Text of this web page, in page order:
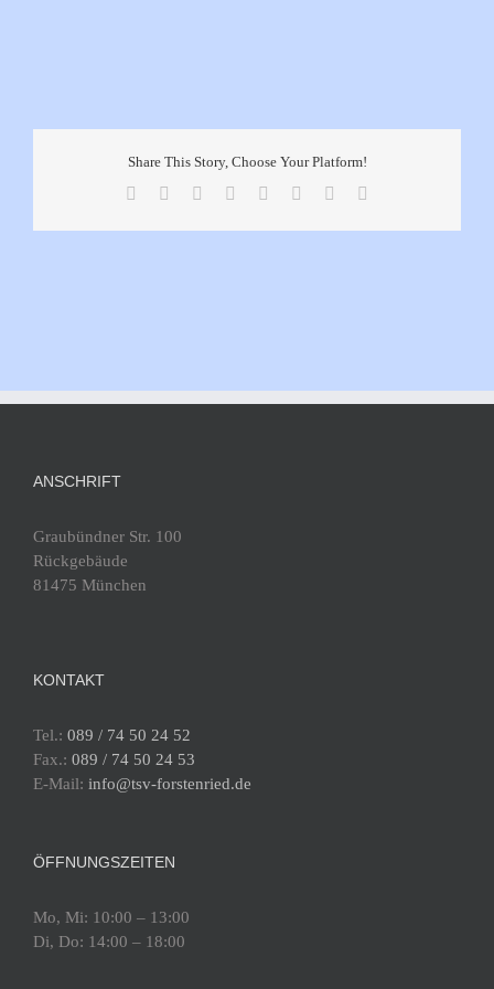
Share This Story, Choose Your Platform!
Facebook Reddit LinkedIn
TumblrPinterest
ANSCHRIFT
Graubündner Str. 100
Rückgebäude
81475 München
KONTAKT
Tel.: 089 / 74 50 24 52
Fax.: 089 / 74 50 24 53
E-Mail: info@tsv-forstenried.de
ÖFFNUNGSZEITEN
Mo, Mi: 10:00 – 13:00
Di, Do: 14:00 – 18:00